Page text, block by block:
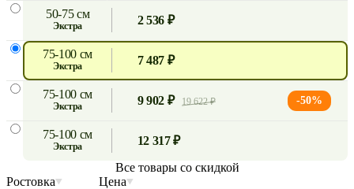
50-75 см
экстра 2 536 ₽
75-100 см
экстра 7 487 ₽
75-100 см
экстра 9 902 ₽ 19 622 ₽ -50%
75-100 см
экстра
12 317 ₽
Все товары со скидкой
Ростовка
Цена